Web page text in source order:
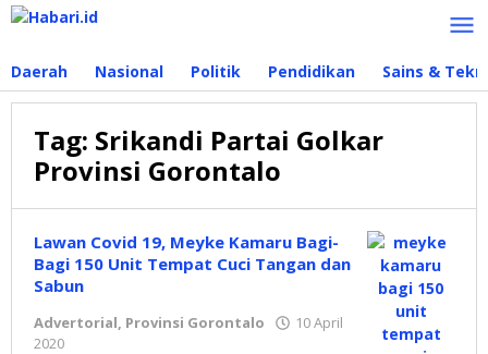
Lewati
Daerah Nasional Politik Pendidikan Sains &
Tag: Srikandi Partai Golkar
Provinsi Gorontalo
Lawan Covid 19, Meyke Kamaru Bagi-
Bagi 150 Unit Tempat Cuci Tangan dan
Sabun
Advertorial, Provinsi Gorontalo
10 April
2020